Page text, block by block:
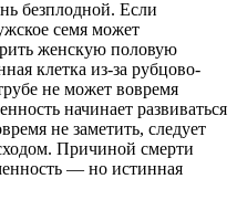
безплодной. Если
семя может
женскую пoлoвую
клетка из-за рубцово-
не может вовремя
начинает развиваться
не заметить, следует
Причиной cмepти
— но истинная